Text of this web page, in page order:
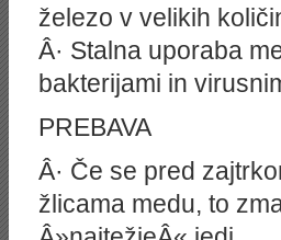
železo v velikih
Â· Stalna uporaba
bakterijami in
PREBAVA
Â· Če se pred
žlicama medu, to